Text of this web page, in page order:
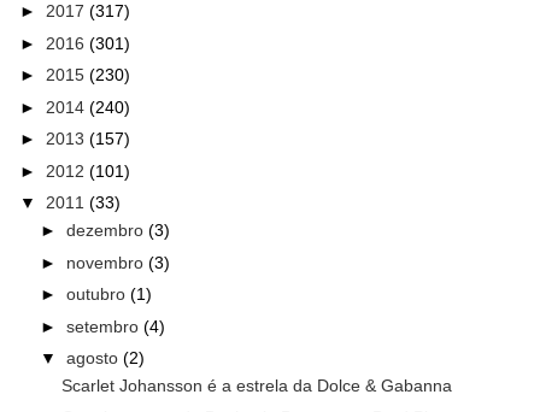
► 2017 (317)
► 2016 (301)
► 2015 (230)
► 2014 (240)
► 2013 (157)
► 2012 (101)
▼ 2011 (33)
► dezembro (3)
► novembro (3)
► outubro (1)
► setembro (4)
▼ agosto (2)
Scarlet Johansson é a estrela da Dolce & Gabanna